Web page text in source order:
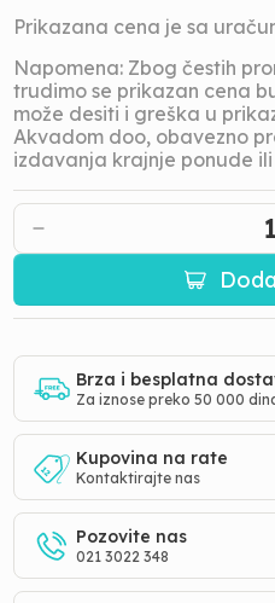
Prikazana cena je sa
Napomena: Zbog čestih
trudimo se prikazan cena
može desiti i greška u
Akvadom doo, obavezno
izdavanja krajnje ponude
1
Brza i besplatna
Za iznose preko 50 000
Kupovina na rate
Kontaktirajte nas
Pozovite nas
021 3022 348